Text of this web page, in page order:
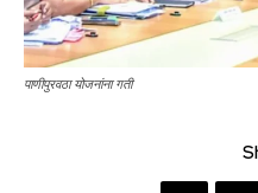
पाणीपुरवठा योजनांना गती